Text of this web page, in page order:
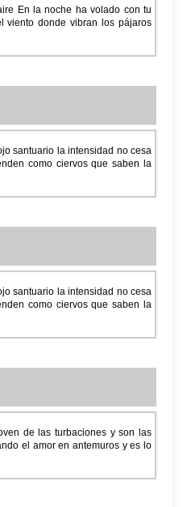
En la noche ha volado con tu
viento donde vibran los pájaros
santuario la intensidad no cesa
como ciervos que saben la
santuario la intensidad no cesa
como ciervos que saben la
de las turbaciones y son las
el amor en antemuros y es lo